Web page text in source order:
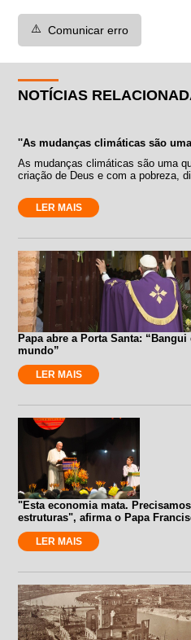
⚠️ Comunicar erro
NOTÍCIAS
''As mudanças climáticas são
As mudanças climáticas são uma
criação de Deus e com a pobreza,
LER MAIS
Papa abre a Porta Santa:
mundo”
LER MAIS
"Esta economia mata.
estruturas", afirma o Papa
LER MAIS